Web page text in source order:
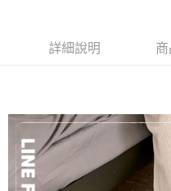
１．於結帳方式選擇「AFTEE先
※ 請注意：結帳手續完成當下不
購買商品的店家。未經商家同意取
後付繳納相關費用。
※ 交易是否成功請以「AFTEE先
是否繳費成功／繳費後需取消欲
全家取貨付款
每筆NT$60，滿NT$1,000(含
7-11取貨付款
每筆NT$60，滿NT$1,000(含以
詳細說明